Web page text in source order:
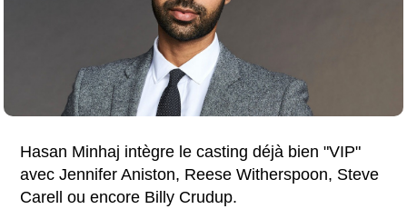
Hasan Minhaj intègre le casting déjà bien "VIP"
avec Jennifer Aniston, Reese Witherspoon, Steve
Carell ou encore Billy Crudup.